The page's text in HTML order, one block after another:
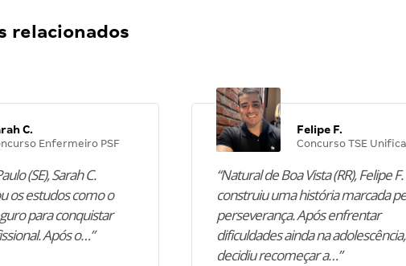
relacionados
C.
Enfermeiro PSF
(SE), Sarah C.
os estudos como o
para conquistar
Após o…”
Felipe F.
Concurso TSE
“Natural de Boa Vista (RR), Felipe F.
construiu uma história marcada
perseverança. Após enfrentar
dificuldades ainda na adolescência,
decidiu recomeçar a…”